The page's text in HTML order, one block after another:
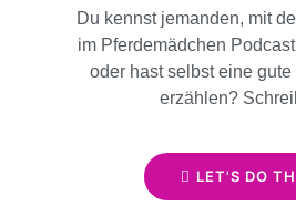
Du kennst jemanden, mit
im Pferdemädchen
oder hast selbst eine
erzählen?
LET'S DO